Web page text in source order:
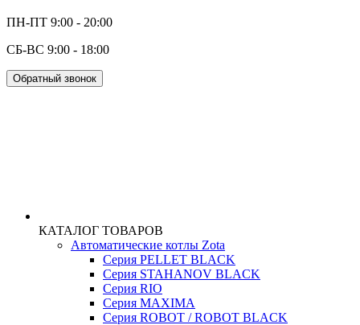
ПН-ПТ 9:00 - 20:00
СБ-ВС 9:00 - 18:00
Обратный звонок
КАТАЛОГ ТОВАРОВ
Автоматические котлы Zota
Серия PELLET BLACK
Серия STAHANOV BLACK
Серия RIO
Серия MAXIMA
Серия ROBOT / ROBOT BLACK